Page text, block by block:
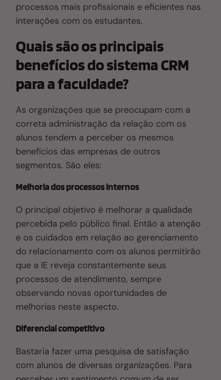
processos mais profissionais e eficientes nas
interações com os estudantes.
Quais são os principais
benefícios do sistema CRM
para a faculdade?
As organizações que se preocupam com a
correta administração da relação com os
alunos tendem a perceber os mesmos
benefícios das empresas de outros
segmentos. São eles:
Melhoria dos processos internos
O principal objetivo é melhorar a qualidade
percebida pelo público final. Então a atenção
e os cuidados em relação ao gerenciamento
do relacionamento com os alunos permitirão
que a IE reveja constantemente seus
processos de atendimento, sempre
observando novas oportunidades de
melhorias neste aspecto.
Diferencial competitivo
Bastaria fazer uma pesquisa de satisfação
com alunos de diversas organizações. Para